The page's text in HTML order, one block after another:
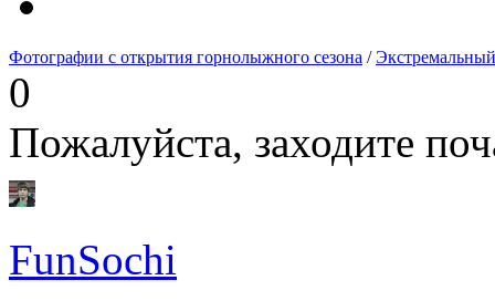
Фотографии с открытия горнолыжного сезона /
0
Пожалуйста, заходите
FunSochi